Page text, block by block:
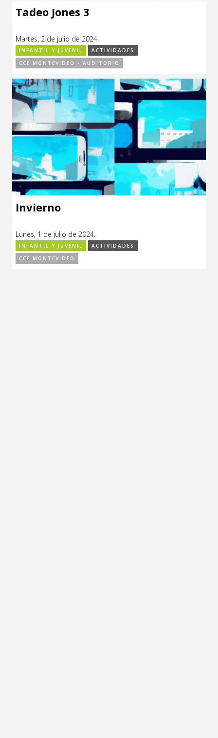
Tadeo Jones 3
Martes, 2 de julio de 2024.
INFANTIL Y JUVENIL
ACTIVIDADES
CCE MONTEVIDEO - AUDITORIO
Invierno
Lunes, 1 de julio de 2024.
INFANTIL Y JUVENIL
ACTIVIDADES
CCE MONTEVIDEO